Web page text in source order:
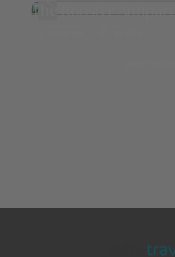
The Rooster